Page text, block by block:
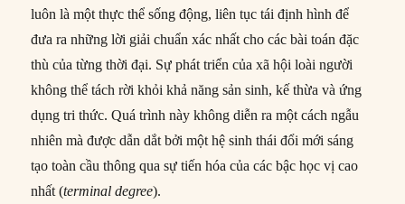
luôn là một thực thể sống động, liên tục tái định hình để
đưa ra những lời giải chuẩn xác nhất cho các bài toán đặc
thù của từng thời đại. Sự phát triển của xã hội loài người
không thể tách rời khỏi khả năng sản sinh, kế thừa và ứng
dụng tri thức. Quá trình này không diễn ra một cách ngẫu
nhiên mà được dẫn dắt bởi một hệ sinh thái đổi mới sáng
tạo toàn cầu thông qua sự tiến hóa của các bậc học vị cao
nhất (terminal degree).